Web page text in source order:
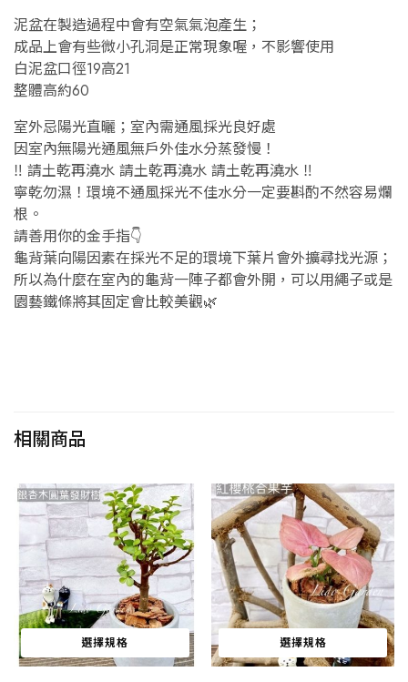
泥盆在製造過程中會有空氣氣泡產生；
成品上會有些微小孔洞是正常現象喔，不影響使用
白泥盆口徑19高21
整體高約60
室外忌陽光直曬；室內需通風採光良好處
因室內無陽光通風無戶外佳水分蒸發慢！
‼️ 請土乾再澆水 請土乾再澆水 請土乾再澆水 ‼️
寧乾勿濕！環境不通風採光不佳水分一定要斟酌不然容易爛
根。
請善用你的金手指👇
龜背葉向陽因素在採光不足的環境下葉片會外擴尋找光源；
所以為什麼在室內的龜背一陣子都會外開，可以用繩子或是
園藝鐵條將其固定會比較美觀🌿
相關商品
選擇規格 選擇規格